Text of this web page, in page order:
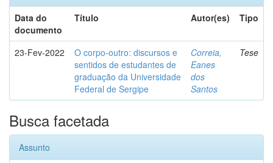
Data do
documento
Título Autor(es) Tipo
23-Fev-2022
O corpo-outro: discursos e
sentidos de estudantes de
graduação da Universidade
Federal de Sergipe
Correia,
Eanes
dos
Santos
Tese
Busca facetada
Assunto